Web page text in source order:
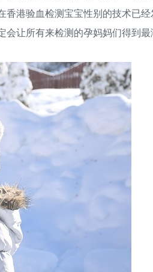
香港验血检测宝宝性别的技术已
让所有来检测的孕妈妈们得到